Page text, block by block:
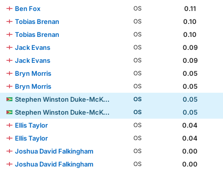
Ben Fox
OS
0.11
Tobias Brenan
OS
0.10
Tobias Brenan
OS
0.10
Jack Evans
OS
0.09
Jack Evans
OS
0.09
Bryn Morris
OS
0.05
Bryn Morris
OS
0.05
Stephen Winston Duke-McKenna
OS
0.05
Stephen Winston Duke-McKenna
OS
0.05
Ellis Taylor
OS
0.04
Ellis Taylor
OS
0.04
Joshua David Falkingham
OS
0.00
Joshua David Falkingham
OS
0.00